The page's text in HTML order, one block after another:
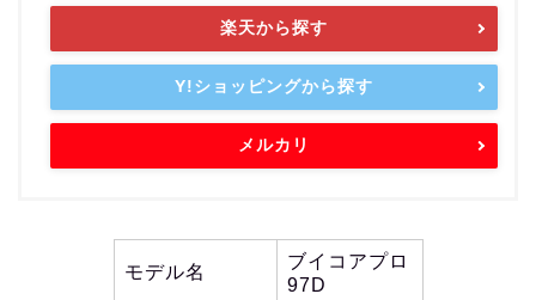
楽天から探す
Y!ショッピングから探す
メルカリ
モデル名
ブイコアプロ
97D